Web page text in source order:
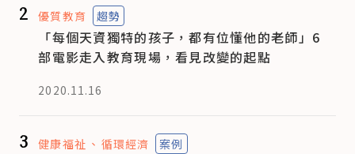
2 優質教育 趨勢
「每個天資獨特的孩子，都有位懂他的老師」6
部電影走入教育現場，看見改變的起點
2020.11.16
3 健康福祉 循環經濟 案例